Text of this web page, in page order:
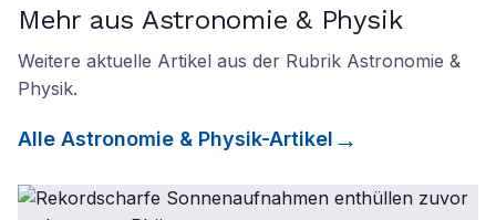
Mehr aus Astronomie & Physik
Weitere aktuelle Artikel aus der Rubrik Astronomie &
Physik.
Alle Astronomie & Physik-Artikel